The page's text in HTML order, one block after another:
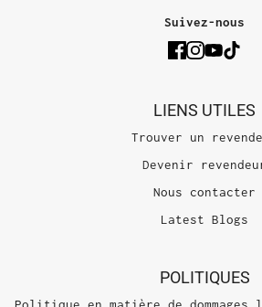
Suivez-nous
LIENS UTILES
Trouver un
Devenir
Nous contacter
Latest Blogs
POLITIQUES
Politique en matière de